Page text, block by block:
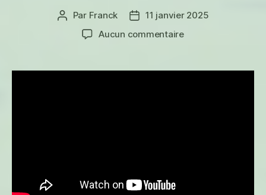
Auteur
l’article
Par Franck
Date11 janvier 2025
Aucun commentairesur